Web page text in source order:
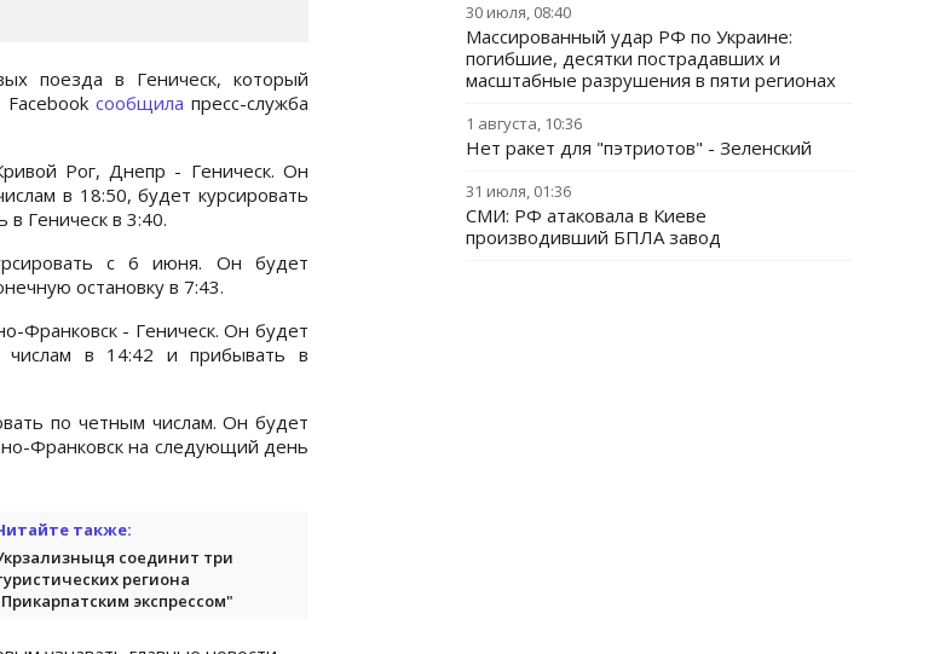
поезда в Геническ, который
Facebookсообщила пресс-служба
Рог, Днепр - Геническ. Он
в 18:50, будет курсировать
Геническ в 3:40.
с 6 июня. Он будет
остановку в 7:43.
Франковск - Геническ. Он будет
числам в 14:42 и прибывать в
по четным числам. Он будет
Франковск на следующий день
также:
соединит три
региона
экспрессом"
30 июля, 08:40
Массированный удар РФ по Украине:
погибшие, десятки пострадавших и
масштабные разрушения в пяти регионах
1 августа, 10:36
Нет ракет для "пэтриотов" - Зеленский
31 июля, 01:36
СМИ: РФ атаковала в Киеве
производивший БПЛА завод